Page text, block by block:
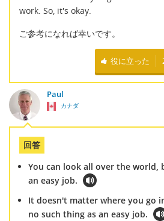
work. So, it's okay.
ご参考になれば幸いです。
役に立った
Paul
カナダ
回答
You can look all over the world,
an easy job.
It doesn't matter where you go
no such thing as an easy job.